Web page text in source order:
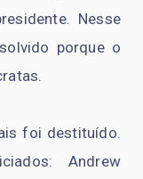
Nesse
porque o
foi destituído.
Andrew